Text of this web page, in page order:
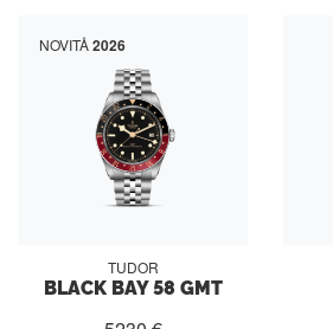
NOVITÅ2026
TUDOR
BLACK BAY 58 GMT